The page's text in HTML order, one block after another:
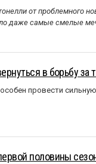
от проблемного
даже самые смелые
в борьбу за
провести
половины